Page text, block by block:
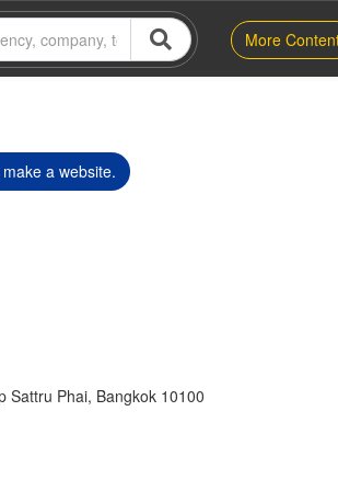
More
a website.
Sattru Phai, Bangkok 10100